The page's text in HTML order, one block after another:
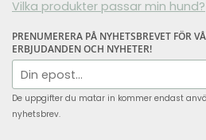
Vilka produkter passar min hund?
PRENUMERERA PÅ NYHETSBREVET FÖR
ERBJUDANDEN OCH NYHETER!
E-
postadress
De uppgifter du matar in kommer endast
nyhetsbrev.